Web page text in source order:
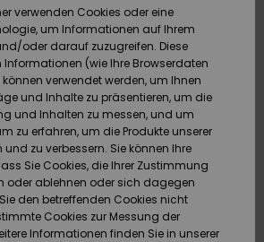
Schuhe&
Flip-Flops
Surf
Snow
Brandneu
Schuhe&
Flip-Flops
Surf
Snow
Brandneu
Highlights
Snow
Highlights
Community
Snow Shop
Damen
Highlights
Community
Outlet
Frauen
Retouren
Bezahlung
Geschenkkarte
Quiksilver
Freedom
Datenschutz
verwenden Cookies oder eine
um Informationen auf Ihrem
oder darauf zuzugreifen. Diese
(wie Ihre Browserdaten
verwendet werden, um Ihnen
und Inhalte zu präsentieren, um die
und Inhalten zu messen, und um
zu erfahren, um die Produkte unserer
und zu verbessern. Sie können Ihre
Sie Cookies, die Ihrer Zustimmung
oder ablehnen oder sich dagegen
den betreffenden Cookies nicht
Cookies zur Messung der
Informationen finden Sie in unserer